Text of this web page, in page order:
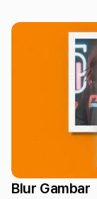
Blur Gambar